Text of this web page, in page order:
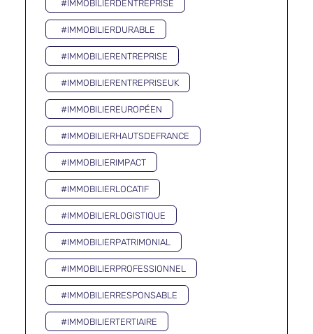
#IMMOBILIERDENTREPRISE
#IMMOBILIERDURABLE
#IMMOBILIERENTREPRISE
#IMMOBILIERENTREPRISEUK
#IMMOBILIEREUROPÉEN
#IMMOBILIERHAUTSDEFRANCE
#IMMOBILIERIMPACT
#IMMOBILIERLOCATIF
#IMMOBILIERLOGISTIQUE
#IMMOBILIERPATRIMONIAL
#IMMOBILIERPROFESSIONNEL
#IMMOBILIERRESPONSABLE
#IMMOBILIERTERTIAIRE